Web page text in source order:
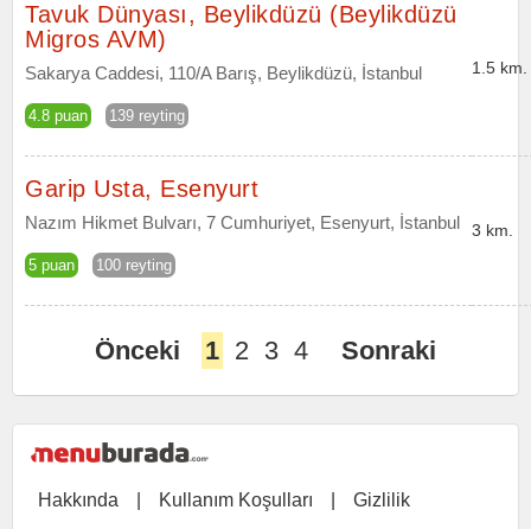
Tavuk Dünyası, Beylikdüzü (Beylikdüzü
Migros AVM)
Sakarya Caddesi, 110/A Barış, Beylikdüzü, İstanbul
4.8 puan 139 reyting
1.5 km.
Garip Usta, Esenyurt
Nazım Hikmet Bulvarı, 7 Cumhuriyet, Esenyurt, İstanbul
5 puan 100 reyting
3 km.
Önceki 1 2 3 4 Sonraki
Hakkında Kullanım Koşulları
Gizlilik